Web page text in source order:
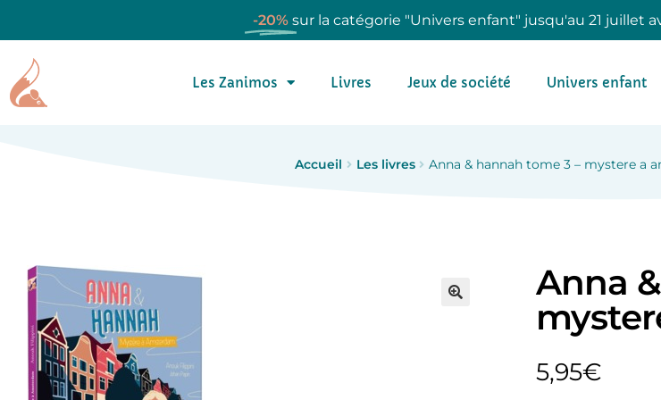
-20% sur la catégorie "Univers enfant" jusqu'au 21 juillet
Les Zanimos Livres Jeux de société Univers enfant
Accueil Les livres Anna & hannah tome 3 – mystere a
Anna
5,95€